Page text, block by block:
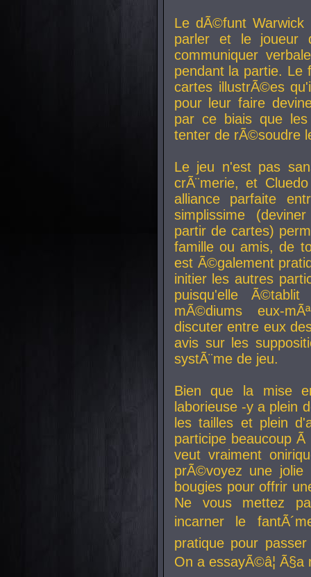
Le dÃ©funt Warwick
parler et le joueur
communiquer
pendant la partie. Le
cartes illustrÃ©es
pour leur faire
par ce biais que
tenter de rÃ©soudre
Le jeu n'est pas
crÃ¨merie, et
alliance parfaite
simplissime
partir de cartes)
famille ou amis, de
est Ã©galement
initier les autres
puisqu'elle
mÃ©diums eux-
discuter entre eux
avis sur les
systÃ¨me de jeu.
Bien que la mise
laborieuse -y a plein
les tailles et plein
participe beaucoup
veut vraiment
prÃ©voyez une
bougies pour offrir
Ne vous mettez
incarner le
pratique pour
On a essayÃ©â¦